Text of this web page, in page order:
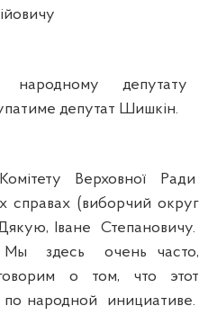
депутату
депутат Шишкін.
Верховної Ради
справах (виборчий округ
Іване Степановичу.
Мы здесь очень часто,
о том, что этот
по народной инициативе.